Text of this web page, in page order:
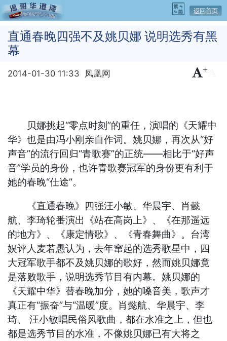
直通春晚四强不及姚贝娜 说明选秀有黑
幕
2014-01-30 11:33 凤凰网 +
贝娜挑起“零点时刻”的重任，演唱的《天耀中
华》也是由冯小刚亲自作词。姚贝娜，再次从“好
声音”的流行回归“青歌赛”的正统——相比于“好声
音”学员的身份，也许青歌赛冠军的身份更有利于
她的春晚“仕途”。
《直通春晚》四强汪小敏、华晨宇、肖懿
航、李琦轮番演出《站在高岗上》、《在那遥远
的地方》、《康定情歌》、《青春舞曲》。台湾
娱评人麦若愚认为，去年窜起的选秀歌星中，四
大冠军歌手都不及姚贝娜的歌好，然而姚贝娜竟
是落败歌手，说明选秀节目有内幕。姚贝娜的
《天耀中华》替春晚加分，她的嗓音美，歌声才
真正有“振奋”与“温暖”度。肖懿航、华晨宇、李
琦、 汪小敏唱民俗风歌曲，都在水准之上，但也
都是选秀节目的水准，不像姚贝娜已有大将之